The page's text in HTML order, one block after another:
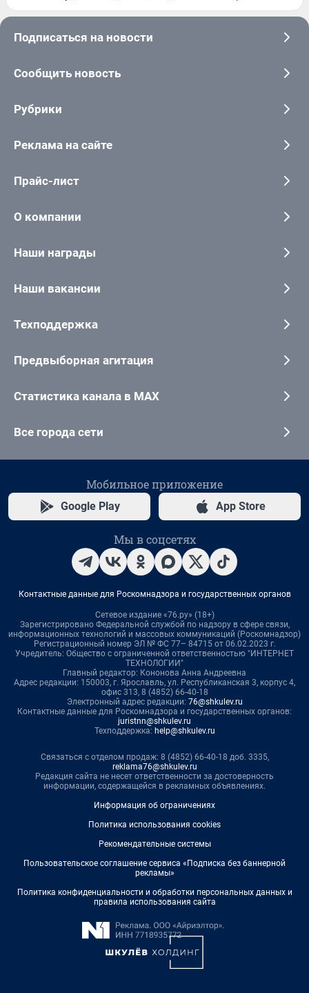
Подписаться на новости
Сообщить новость
Рубрики
Реклама на сайте
Прайс-лист
О компании
Наши награды
Наши вакансии
Техподдержка
Предвыборная агитация
Статистика канала в MAX
Все города сети
Мобильное приложение
Google Play App Store
Мы в соцсетях
Контактные данные для Роскомнадзора и государственных органов
Сетевое издание «76.ру» (18+)
Зарегистрировано Федеральной службой по надзору в сфере связи,
информационных технологий и массовых коммуникаций (Роскомнадзор)
Регистрационный номер ЭЛ № ФС 77– 84715 от 06.02.2023 г.
Учредитель: Общество с ограниченной ответственностью "ИНТЕРНЕТ
ТЕХНОЛОГИИ"
Главный редактор: Кононова Анна Андреевна
Адрес редакции: 150003, г. Ярославль, ул. Республиканская 3, корпус 4,
офис 313, 8 (4852) 66-40-18
Электронный адрес редакции: 76@shkulev.ru
Контактные данные для Роскомнадзора и государственных органов:
juristnn@shkulev.ru
Техподдержка: help@shkulev.ru
Связаться с отделом продаж: 8 (4852) 66-40-18 доб. 3335,
reklama76@shkulev.ru
Редакция сайта не несет ответственности за достоверность
информации, содержащейся в рекламных объявлениях.
Информация об ограничениях
Политика использования cookies
Рекомендательные системы
Пользовательское соглашение сервиса «Подписка без баннерной
рекламы»
Политика конфиденциальности и обработки персональных данных и
правила использования сайта